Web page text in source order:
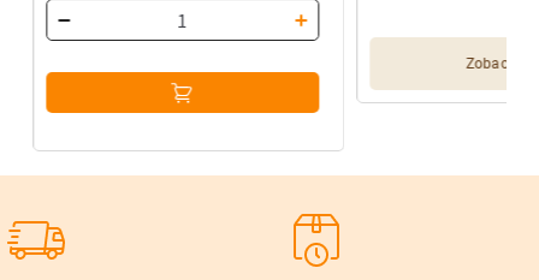
cena
wynosiła:
116,80 zł.
cena
wynosi:
93,44 zł.
Zobacz